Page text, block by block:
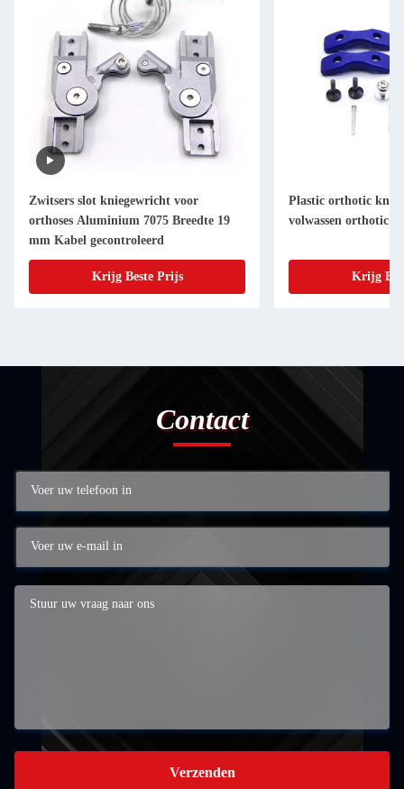
Zwitsers slot kniegewricht voor
orthoses Aluminium 7075 Breedte 19
mm Kabel gecontroleerd
Krijg Beste Prijs
Plastic orthotic
volwassen orthotic
Krijg
Contact
Verzenden